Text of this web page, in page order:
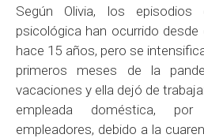
Según Olivia, los
psicológica han ocurrido
hace 15 años, pero se
primeros meses de la
vacaciones y ella dejó de
empleada doméstica,
empleadores, debido a la